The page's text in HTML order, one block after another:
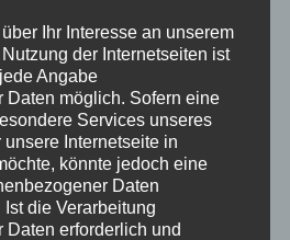
zeig ich Euch die Basics des
mit der Drehbank und mit
lernen. Auch das
und deren Schärfen werden
Ihr Interesse an unserem
der Internetseiten ist
Angabe
Daten möglich. Sofern eine
Services unseres
Internetseite in
könnte jedoch eine
Daten
die Verarbeitung
Daten erforderlich und